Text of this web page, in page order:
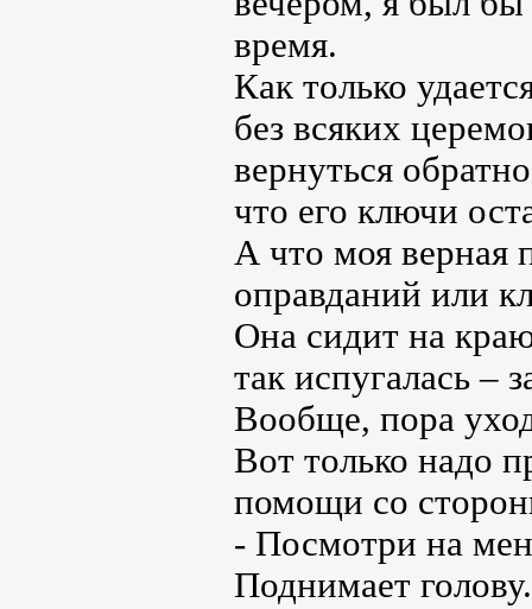
время.
Как только
без всяких
вернуться
что его ключи
А что моя верная
оправданий или
Она сидит на
так испугалась –
Вообще, пора
Вот только надо
помощи со
- Посмотри на
Поднимает